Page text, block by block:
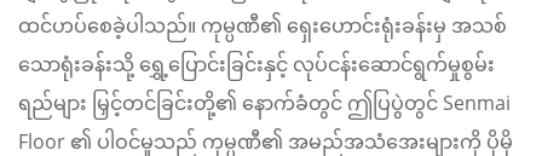
ထင်ဟပ်စေခဲ့ပါသည်။ ကုမ္ပဏီ၏ ရှေးဟောင်းရုံးခန်းမှ အသစ်
သောရုံးခန်းသို့ ရွှေ့ပြောင်းခြင်းနှင့် လုပ်ငန်းဆောင်ရွက်မှုစွမ်း
ရည်များ မြှင့်တင်ခြင်းတို့၏ နောက်ခံတွင် ဤပြပွဲတွင် Senmai
Floor ၏ ပါဝင်မှုသည် ကုမ္ပဏီ၏ အမည်အသံအေးများကို ပိုမို